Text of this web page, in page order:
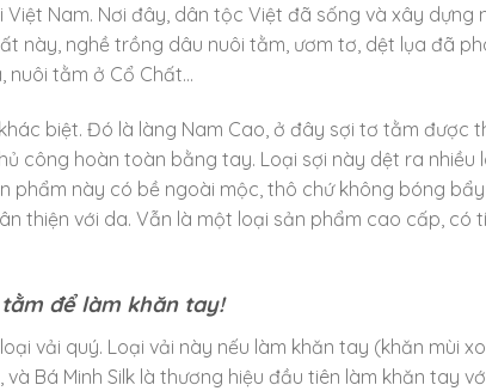
Nam. Nơi đây, dân tộc Việt đã sống và xây dựng
này, nghề trồng dâu nuôi tằm, ươm tơ, dệt lụa đã
nuôi tằm ở Cổ Chất…
biệt. Đó là làng Nam Cao, ở đây sợi tơ tằm được
công hoàn toàn bằng tay. Loại sợi này dệt ra nhiều
này có bề ngoài mộc, thô chứ không bóng bẩy
thiện với da. Vẫn là một loại sản phẩm cao cấp, có
để làm khăn tay!
vải quý. Loại vải này nếu làm khăn tay (khăn mùi
Bá Minh Silk là thương hiệu đầu tiên làm khăn tay